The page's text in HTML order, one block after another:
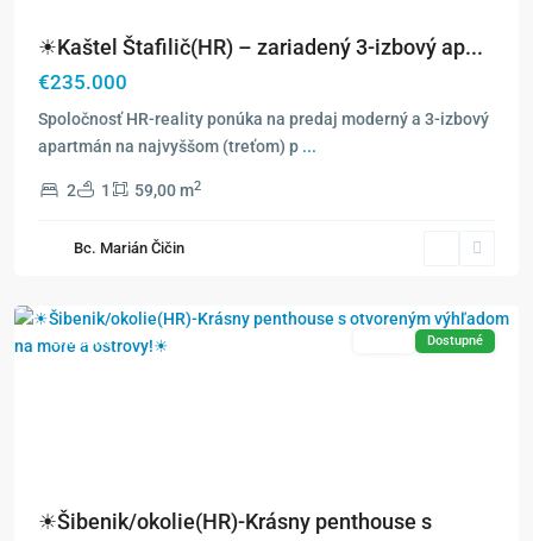
☀Kaštel Štafilič(HR) – zariadený 3-izbový ap...
€235.000
Spoločnosť HR-reality ponúka na predaj moderný a 3-izbový
apartmán na najvyššom (treťom) p ...
2 1 59,00 m2
Bc. Marián Čičin
Exkluzívne Dostupné
☀Šibenik/okolie(HR)-Krásny penthouse s